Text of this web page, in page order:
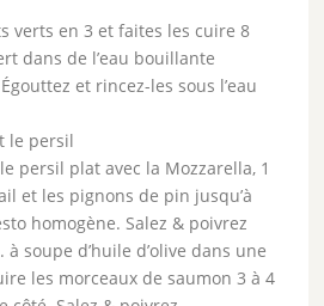
verts en 3 et faites les cuire 8
dans de l’eau bouillante
et rincez-les sous l’eau
le persil
persil plat avec la Mozzarella, 1
et les pignons de pin jusqu’à
homogène. Salez & poivrez
soupe d’huile d’olive dans une
les morceaux de saumon 3 à 4